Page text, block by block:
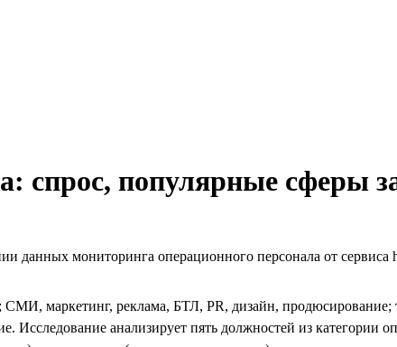
спрос, популярные сферы
мониторинга операционного персонала от сервиса
маркетинг, реклама, БТЛ, PR, дизайн,
анализирует пять должностей из категории